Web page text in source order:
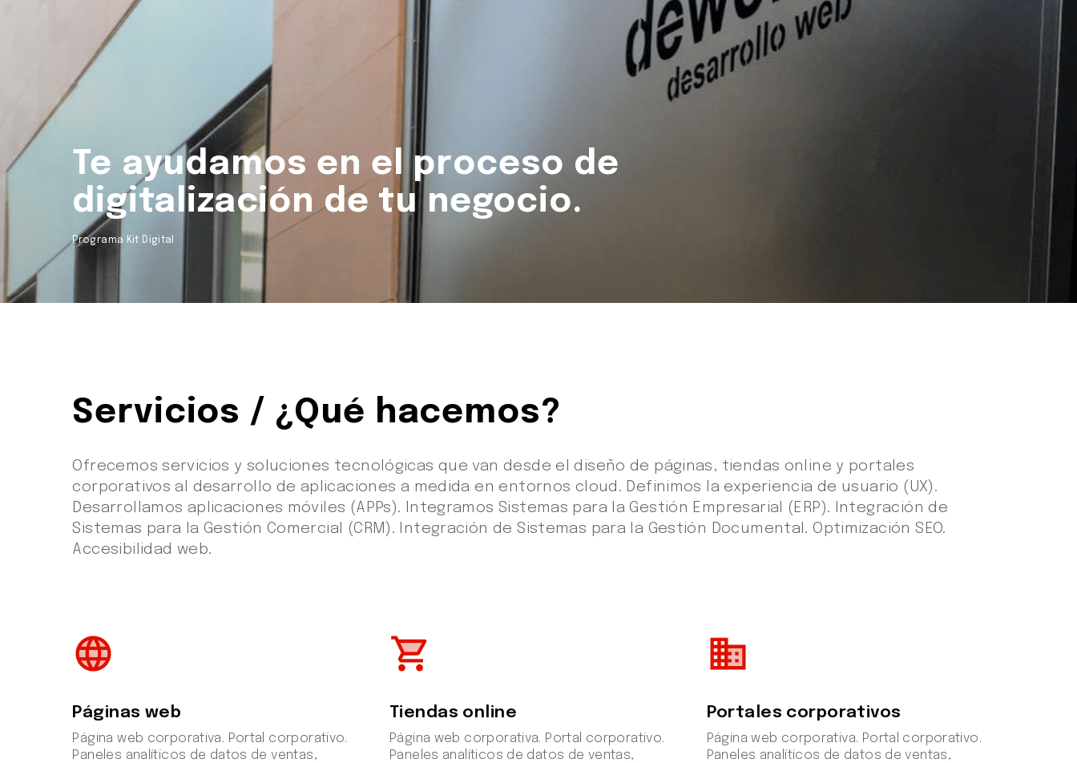
Te ayudamos en el proceso de
digitalización de tu negocio.
Programa Kit Digital
Servicios / ¿Qué hacemos?
Ofrecemos servicios y soluciones tecnológicas que van desde el diseño de páginas, tiendas online y portales
corporativos al desarrollo de aplicaciones a medida en entornos cloud. Definimos la experiencia de usuario (UX).
Desarrollamos aplicaciones móviles (APPs). Integramos Sistemas para la Gestión Empresarial (ERP). Integración de
Sistemas para la Gestión Comercial (CRM). Integración de Sistemas para la Gestión Documental. Optimización SEO.
Accesibilidad web.
language
Páginas web
Página web corporativa. Portal corporativo.
Paneles analíticos de datos de ventas,
shopping_cart
Tiendas online
Página web corporativa. Portal corporativo.
Paneles analíticos de datos de ventas,
business
Portales corporativos
Página web corporativa. Portal corporativo.
Paneles analíticos de datos de ventas,